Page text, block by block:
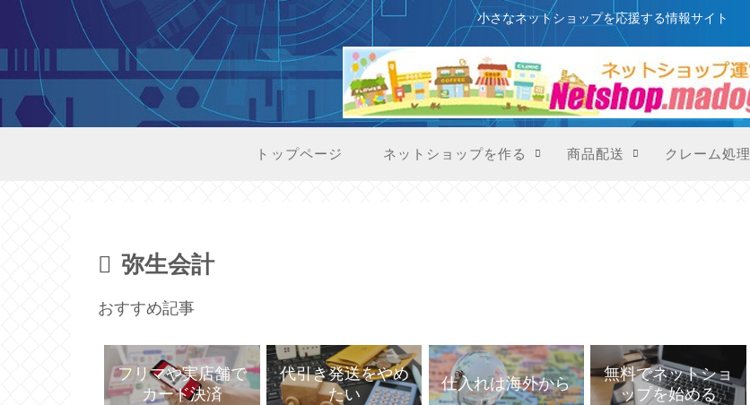
このサイトはプロモーションを含みます
小さなネットショップを応援する情報サイト
トップページ ネットショップを作る 商品配送 クレーム処理
弥生会計
おすすめ記事
フリマや実店舗で
カード決済
代引き発送をやめ
たい
仕入れは海外から
無料でネットショ
ップを始める